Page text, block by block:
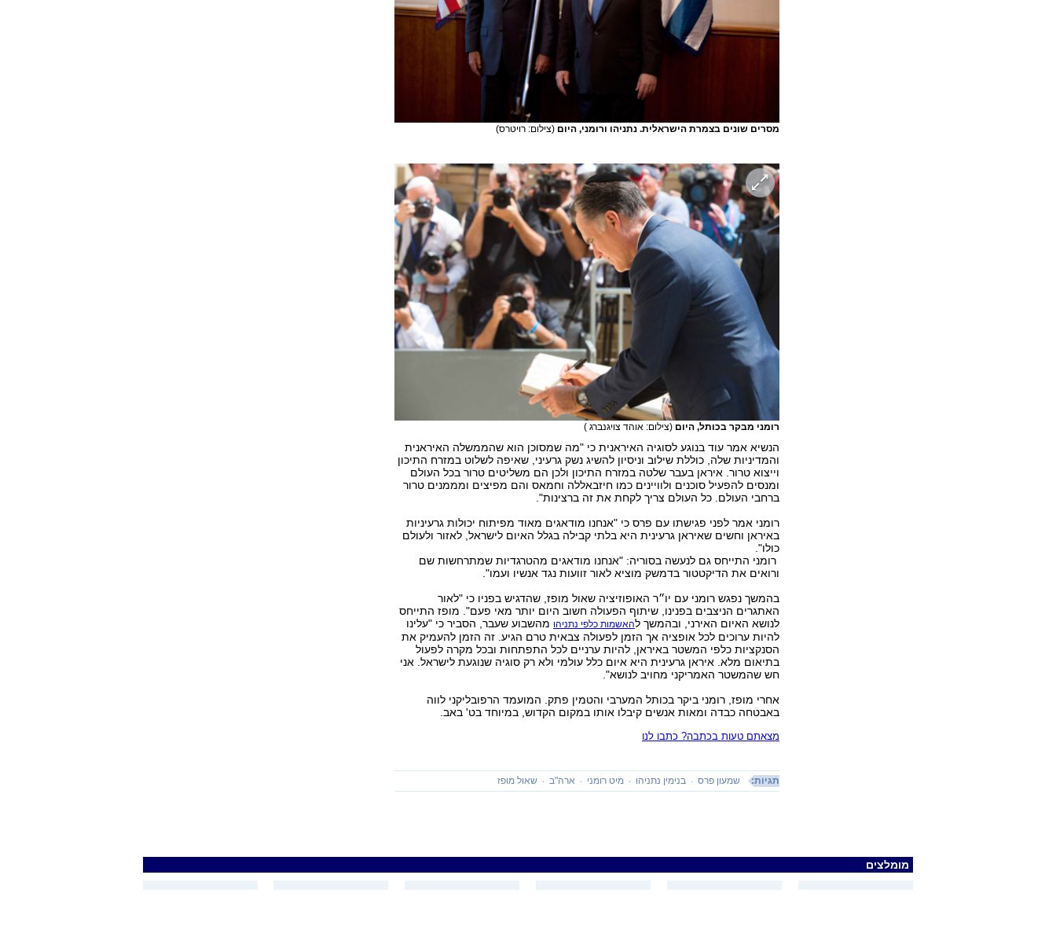
מסרים שונים בצמרת הישראלית. נתניהו ורומני, היום (צילום: רויטרס)
רומני מבקר בכותל, היום (צילום: אוהד צויגנברג )
הנשיא אמר עוד בנוגע לסוגיה האיראנית כי "מה שמסוכן הוא שהממשלה האיראנית
והמדיניות שלה, כוללת שילוב וניסיון להשיג נשק גרעיני, שאיפה לשלוט במזרח התיכון
וייצוא טרור. איראן בעבר שלטה במזרח התיכון ולכן הם משליטים טרור בכל העולם
ומנסים להפעיל סוכנים ולוויינים כמו חיזבאללה וחמאס והם מפיצים ומממנים טרור
ברחבי העולם. כל העולם צריך לקחת את זה ברצינות".
רומני אמר לפני פגישתו עם פרס כי "אנחנו מודאגים מאוד מפיתוח יכולות גרעיניות
באיראן וחשים שאיראן גרעינית היא בלתי קבילה בגלל האיום לישראל, לאזור ולעולם
כולו".
רומני התייחס גם לנעשה בסוריה: "אנחנו מודאגים מהטרגדיות שמתרחשות שם
ורואים את הדיקטטור בדמשק מוציא לאור זוועות נגד אנשיו ועמו".
בהמשך נפגש רומני עם יו״ר האופוזיציה שאול מופז, שהדגיש בפניו כי "לאור
האתגרים הניצבים בפנינו, שיתוף הפעולה חשוב היום יותר מאי פעם". מופז התייחס
לנושא האיום האירני, ובהמשך להאשמות כלפי נתניהו מהשבוע שעבר, הסביר כי "עלינו
להיות ערוכים לכל אופציה אך הזמן לפעולה צבאית טרם הגיע. זה הזמן להעמיק את
הסנקציות כלפי המשטר באיראן, להיות ערניים לכל התפתחות ובכל מקרה לפעול
בתיאום מלא. איראן גרעינית היא איום כלל עולמי ולא רק סוגיה שנוגעת לישראל. אני
חש שהמשטר האמריקני מחויב לנושא".
אחרי מופז, רומני ביקר בכותל המערבי והטמין פתק. המועמד הרפובליקני לווה
באבטחה כבדה ומאות אנשים קיבלו אותו במקום הקדוש, במיוחד בט' באב.
מצאתם טעות בכתבה? כתבו לנו
תגיות: שמעון פרס בנימין נתניהו מיט רומני ארה"ב שאול מופז
מומלצים